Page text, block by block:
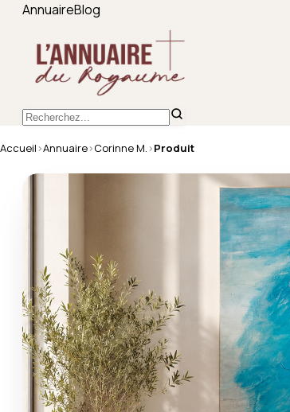
AnnuaireBlog
Accueil›Annuaire›Corinne M.›Produit